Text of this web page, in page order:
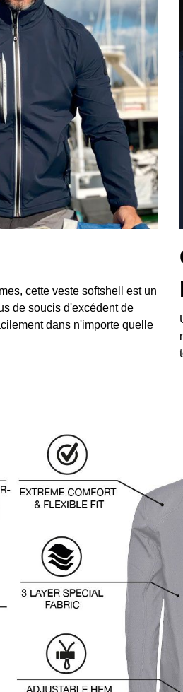
cette veste softshell est un
de soucis d'excédent de
dans n'importe quelle